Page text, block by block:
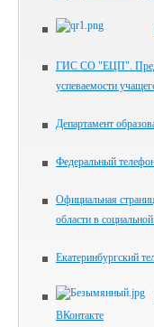
ГИС СО "ЕЦП".
успеваемости
Департамент
Федеральный
Официальная
области в
Екатеринбургский
ВКонтакте